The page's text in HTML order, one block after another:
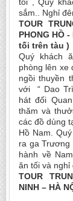
sắm.. Nghỉ
TOUR
PHONG HỒ
tối trên tàu )
Quý khách
phòng lên xe
ngồi thuyền
với “ Dao
hát đối
thăm và
các đồ dùng
Hồ Nam.
ra ga Trương
hành về
ăn tối và nghỉ
TOUR
NINH – HÀ